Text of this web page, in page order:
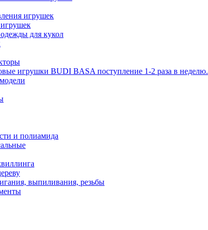
игрушек
для кукол
игрушки BUDI BASA поступление 1-2 раза в неделю.
и полиамида
выпиливания, резьбы